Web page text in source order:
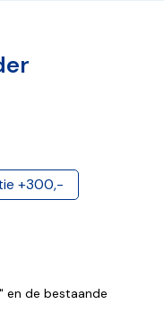
+300,-
en de bestaande